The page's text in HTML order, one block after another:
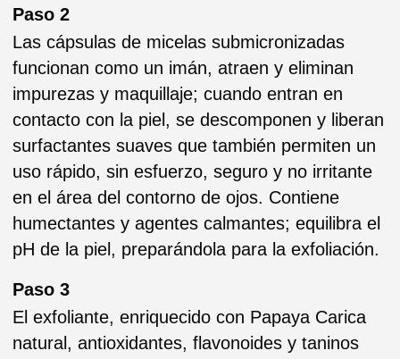
Paso 5
Esta mascarilla incrementa la microcirculación
sanguínea y mantiene la temperatura óptima
de la superficie de la piel para permitir la
máxima absorción de los ingredientes activos.
Prepara la piel para el paso 5: la absorción
óptima de las fibras de seda.
Enriquecidos con proteínas de seda natural,
instantáneamente la estructura natural de la
piel, mostrándola uniforme y con un aspecto
limpieza. Contiene alfa-hidroxiácidos y
cualquier simpureza y contaminantes que aún
permanezcan debajo de la superficie tras la
unificando el tono de la piel.